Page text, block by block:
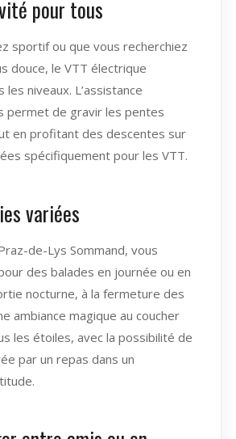
pour tous
sportif ou que vous recherchiez
douce, le VTT électrique
les niveaux. L’assistance
permet de gravir les pentes
en profitant des descentes sur
spécifiquement pour les VTT.
variées
de-Lys Sommand, vous
des balades en journée ou en
nocturne, à la fermeture des
ambiance magique au coucher
les étoiles, avec la possibilité de
par un repas dans un